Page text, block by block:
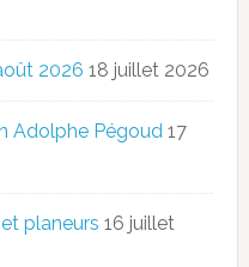
2026 18 juillet 2026
Adolphe Pégoud 17
planeurs 16 juillet